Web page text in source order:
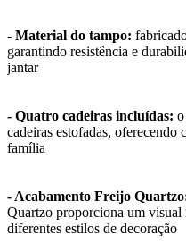
- Material do tampo:
garantindo resistência e
jantar
- Quatro cadeiras incluídas:
cadeiras estofadas, oferecendo
família
- Acabamento Freijo
Quartzo proporciona um visual
diferentes estilos de decoração